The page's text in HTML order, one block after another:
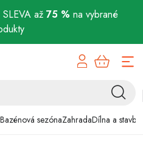
až 75 % na vybrané
Bazénová sezónaZahradaDílna a stavba